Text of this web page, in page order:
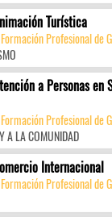
Turística
Profesional de
a Personas en
Profesional de
A LA COMUNIDAD
Internacional
Profesional de